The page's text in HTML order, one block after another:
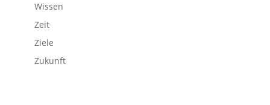
Wissen
Zeit
Ziele
Zukunft